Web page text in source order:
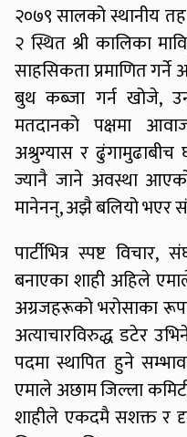
२०७९ सालको स्थानीय तह
२ स्थित श्री कालिका
साहसिकता प्रमाणित गर्ने
बुथ कब्जा गर्न खोजे,
मतदानको पक्षमा
अश्रुग्यास र
ज्यानै जाने अवस्था
मानेनन्, अझै बलियो भएर
पार्टीभित्र स्पष्ट
बनाएका शाही अहिले
अग्रजहरूको भरोसाका
अत्याचारविरुद्ध डटेर
पदमा स्थापित हुने
एमाले अछाम जिल्ला
शाहीले एकदमै सशक्त र